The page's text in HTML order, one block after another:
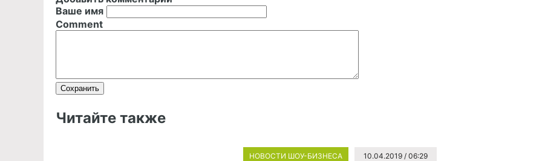
Ваше имя
Comment
Читайте также
НОВОСТИ ШОУ-БИЗНЕСА 10.04.2019 / 06:29